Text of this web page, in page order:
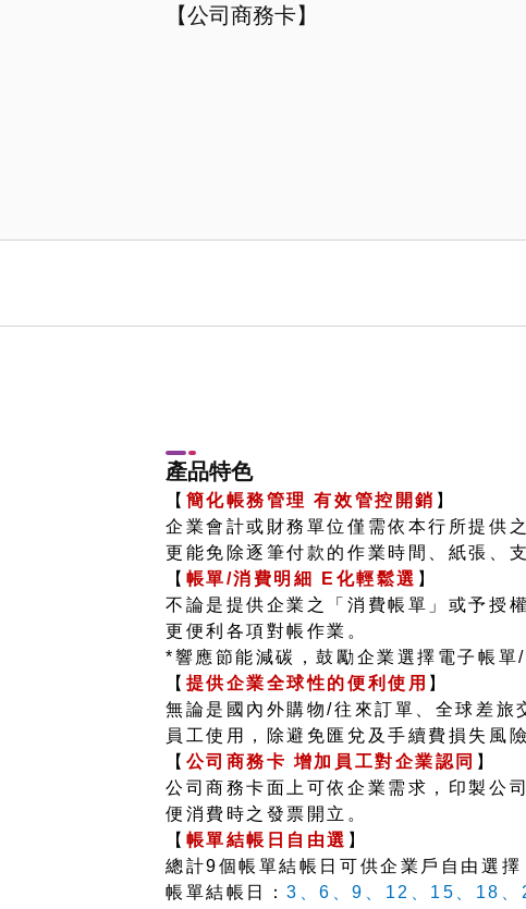
【公司商務卡】
產品特色
【 簡化帳務管理 有效管控開銷 】
企業會計或財務單位僅需依本行所提供
更能免除逐筆付款的作業時間、紙張、
【 帳單/消費明細 E化輕鬆選 】
不論是提供企業之「消費帳單」或予授
更便利各項對帳作業。
*響應節能減碳，鼓勵企業選擇電子帳單
【 提供企業全球性的便利使用 】
無論是國內外購物/往來訂單、全球差
員工使用，除避免匯兌及手續費損失風
【 公司商務卡 增加員工對企業認同 】
公司商務卡面上可依企業需求，印製公
便消費時之發票開立。
【 帳單結帳日自由選 】
總計9個帳單結帳日可供企業戶自由選擇
帳單結帳日：3、6、9、12、15、18、